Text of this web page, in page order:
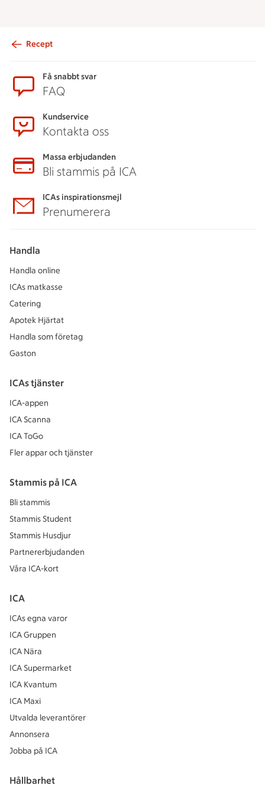
Recept
Få snabbt svar
FAQ
Kundservice
Kontakta oss
Massa erbjudanden
Bli stammis på ICA
ICAs inspirationsmejl
Prenumerera
Handla
Handla online
ICAs matkasse
Catering
Apotek Hjärtat
Handla som företag
Gaston
ICAs tjänster
ICA-appen
ICA Scanna
ICA ToGo
Fler appar och tjänster
Stammis på ICA
Bli stammis
Stammis Student
Stammis Husdjur
Partnererbjudanden
Våra ICA-kort
ICA
ICAs egna varor
ICA Gruppen
ICA Nära
ICA Supermarket
ICA Kvantum
ICA Maxi
Utvalda leverantörer
Annonsera
Jobba på ICA
Hållbarhet